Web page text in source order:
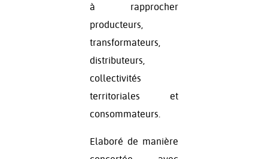
à rapprocher
producteurs,
transformateurs,
distributeurs,
collectivités
territoriales et
consommateurs.
Elaboré de manière